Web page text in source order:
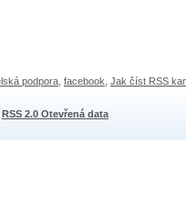
podpora facebook Jak číst RSS
RSS 2.0 Otevřená data